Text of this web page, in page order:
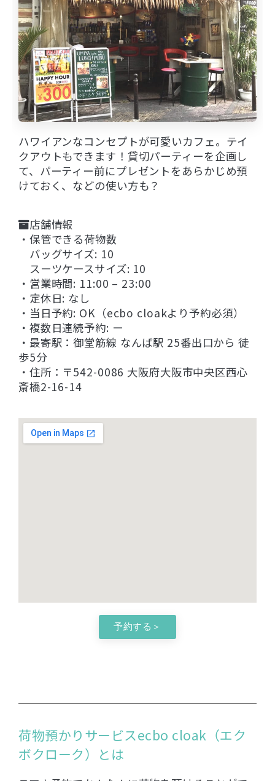
ハワイアンなコンセプトが可愛いカフェ。テイ
クアウトもできます！貸切パーティーを企画し
て、パーティー前にプレゼントをあらかじめ預
けておく、などの使い方も？
店舗情報
・保管できる荷物数
バッグサイズ: 10
スーツケースサイズ: 10
・営業時間: 11:00 – 23:00
・定休日: なし
・当日予約: OK（ecbo cloakより予約必須）
・複数日連続予約: ー
・最寄駅：御堂筋線 なんば駅 25番出口から 徒
歩5分
・住所：〒542-0086 大阪府大阪市中央区西心
斎橋2-16-14
予約する＞
荷物預かりサービスecbo cloak（エク
ボクローク）とは